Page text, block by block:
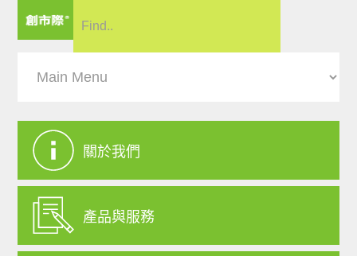
關於我們
產品與服務